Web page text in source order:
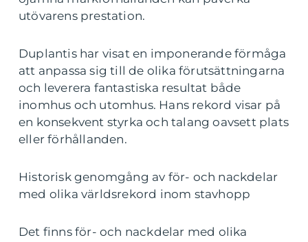
utövarens prestation.
Duplantis har visat en imponerande förmåga
att anpassa sig till de olika förutsättningarna
och leverera fantastiska resultat både
inomhus och utomhus. Hans rekord visar på
en konsekvent styrka och talang oavsett plats
eller förhållanden.
Historisk genomgång av för- och nackdelar
med olika världsrekord inom stavhopp
Det finns för- och nackdelar med olika